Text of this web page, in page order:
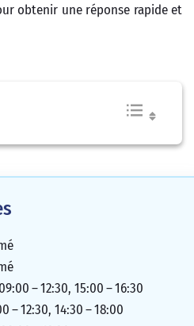
obtenir une réponse rapide et
– 12:30, 15:00 – 16:30
– 12:30, 14:30 – 18:00